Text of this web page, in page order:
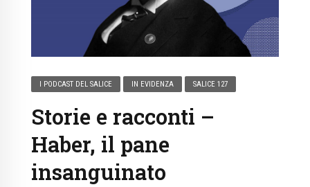
I PODCAST DEL SALICE IN EVIDENZA SALICE 127
Storie e racconti –
Haber, il pane
insanguinato